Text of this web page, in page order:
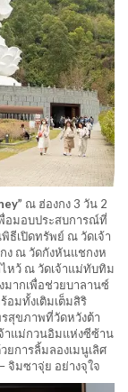
ณ ฮ่องกง 3 วัน 2
อมอบประสบการณ์ที่
ธีเปิดทรัพย์ ณ วัดเจ้า
ง ณ วัดกังหันแชกงห
หว้ ณ วัดเจ้าแม่ทับทิม
มากเพื่อช่วยบาลานซ์
อมทั้งเติมเต็มสิริ
สุขภาพที่วัดหวังต้า
าแม่กวนอิมแห่งซีซ้าน
การลิ้มลองเมนูเลิศ
จิมซาจุ่ย อย่างจุใจ